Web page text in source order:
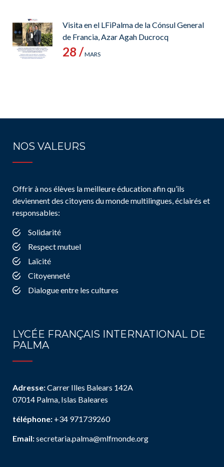
Visita en el LFiPalma de la Cónsul General
de Francia, Azar Agah Ducrocq
28 /MARS
NOS VALEURS
Offrir à nos élèves la meilleure éducation afin qu’ils
deviennent des citoyens du monde multilingues, éclairés et
responsables:
Solidarité
Respect mutuel
Laïcité
Citoyenneté
Dialogue entre les cultures
LYCÉE FRANÇAIS INTERNATIONAL DE
PALMA
Adresse:Carrer Illes Balears 142A
07014 Palma, Islas Baleares
téléphone: +34 971739260
Email:secretaria.palma@mlfmonde.org